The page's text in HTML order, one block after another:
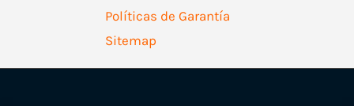
Políticas de Garantía
Sitemap